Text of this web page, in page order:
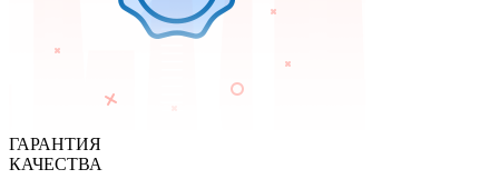
ГАРАНТИЯ
КАЧЕСТВА